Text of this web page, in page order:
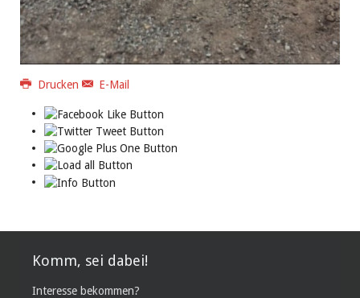
Drucken E-Mail
Komm, sei dabei!
Interesse bekommen?